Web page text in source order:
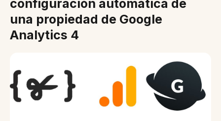
configuración automática de
una propiedad de Google
Analytics 4